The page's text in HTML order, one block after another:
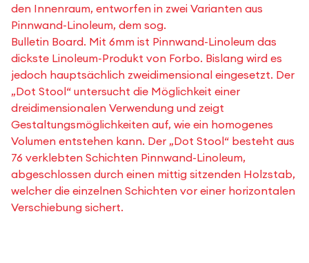
den Innenraum, entworfen in zwei Varianten aus
Pinnwand-Linoleum, dem sog.
Bulletin Board. Mit 6mm ist Pinnwand-Linoleum das
dickste Linoleum-Produkt von Forbo. Bislang wird es
jedoch hauptsächlich zweidimensional eingesetzt. Der
„Dot Stool“ untersucht die Möglichkeit einer
dreidimensionalen Verwendung und zeigt
Gestaltungsmöglichkeiten auf, wie ein homogenes
Volumen entstehen kann. Der „Dot Stool“ besteht aus
76 verklebten Schichten Pinnwand-Linoleum,
abgeschlossen durch einen mittig sitzenden Holzstab,
welcher die einzelnen Schichten vor einer horizontalen
Verschiebung sichert.